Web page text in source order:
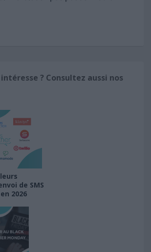
intéresse ? Consultez aussi nos
de SMS
2026